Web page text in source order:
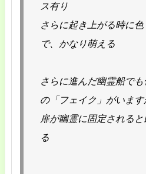
ス有り
さらに起き上がる時に
で、かなり萌える
さらに進んだ幽霊船で
の「フェイク」がいます
扉が幽霊に固定される
る